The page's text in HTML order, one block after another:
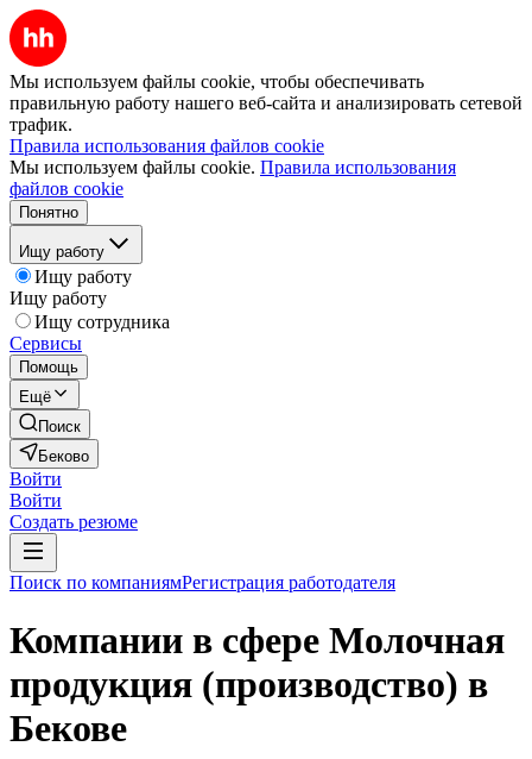
Мы используем файлы cookie, чтобы обеспечивать
правильную работу нашего веб-сайта и анализировать сетевой
трафик.
Правила использования файлов cookie
Мы используем файлы cookie. Правила использования
файлов cookie
Понятно
Ищу работу
Ищу работу
Ищу работу
Ищу сотрудника
Сервисы
Помощь
Ещё
Поиск
Беково
Войти
Войти
Создать резюме
Поиск по компаниямРегистрация работодателя
Компании в сфере Молочная
продукция (производство) в
Бекове